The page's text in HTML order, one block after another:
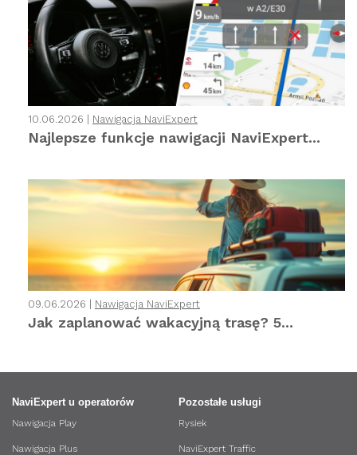
10.06.2026 | Nawigacja NaviExpert
Najlepsze funkcje nawigacji NaviExpert...
09.06.2026 | Nawigacja NaviExpert
Jak zaplanować wakacyjną trasę? 5...
NaviExpert u operatorów
Nawigacja Play
Nawigacja Plus
Pozostałe usługi
Rysiek
NaviExpert Traffic